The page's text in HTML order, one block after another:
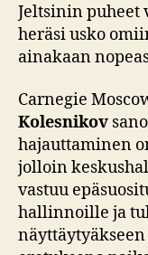
Jeltsinin
heräsi usko
ainakaan
Carnegie
Kolesnikov
hajauttaminen
jolloin
vastuu
hallinnoille ja